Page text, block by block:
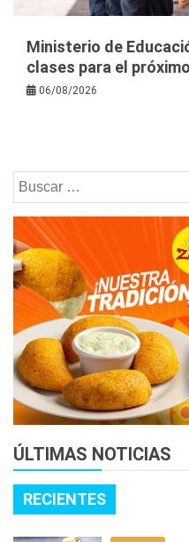
Ministerio de
clases para el
06/08/2026
Buscar:
ÚLTIMAS NOTICIAS
RECIENTES